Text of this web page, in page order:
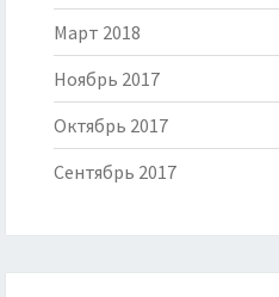
Март 2018
Ноябрь 2017
Октябрь 2017
Сентябрь 2017